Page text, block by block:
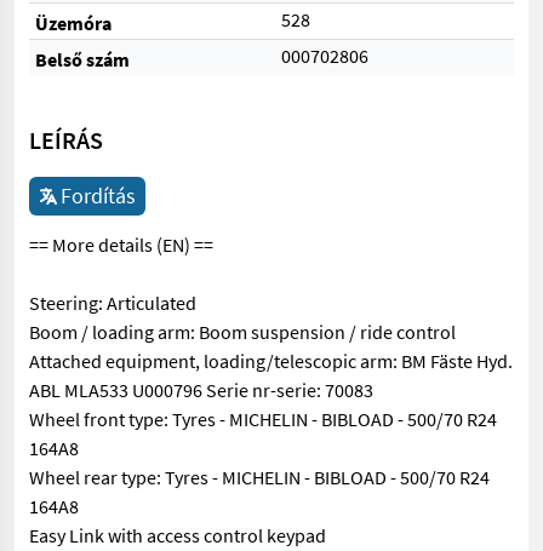
Üzemóra
528
Belső szám
000702806
LEÍRÁS
Fordítás
== More details (EN) ==
Steering: Articulated
Boom / loading arm: Boom suspension / ride control
Attached equipment, loading/telescopic arm: BM Fäste Hyd.
ABL MLA533 U000796 Serie nr-serie: 70083
Wheel front type: Tyres - MICHELIN - BIBLOAD - 500/70 R24
164A8
Wheel rear type: Tyres - MICHELIN - BIBLOAD - 500/70 R24
164A8
Easy Link with access control keypad